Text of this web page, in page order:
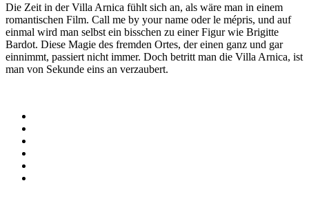
Die Zeit in der Villa Arnica fühlt sich an, als wäre man in einem
romantischen Film. Call me by your name oder le mépris, und auf
einmal wird man selbst ein bisschen zu einer Figur wie Brigitte
Bardot. Diese Magie des fremden Ortes, der einen ganz und gar
einnimmt, passiert nicht immer. Doch betritt man die Villa Arnica, ist
man von Sekunde eins an verzaubert.